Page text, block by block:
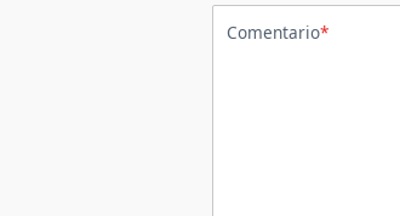
Comentario*